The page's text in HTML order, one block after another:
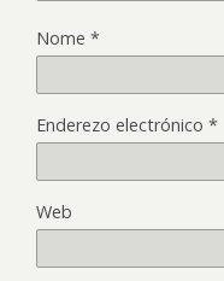
Nome *
Enderezo electrónico *
Web